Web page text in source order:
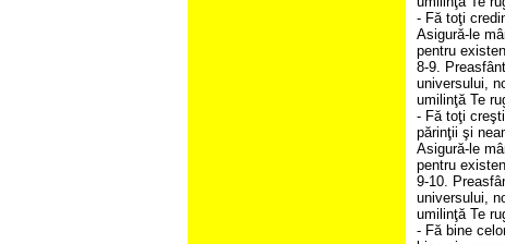
- Fă toţi
Asigură-le
pentru
8-9.
universului,
umilinţă Te
- Fă toţi
părinţii şi
Asigură-le
pentru
9-10.
universului,
umilinţă Te
- Fă bine